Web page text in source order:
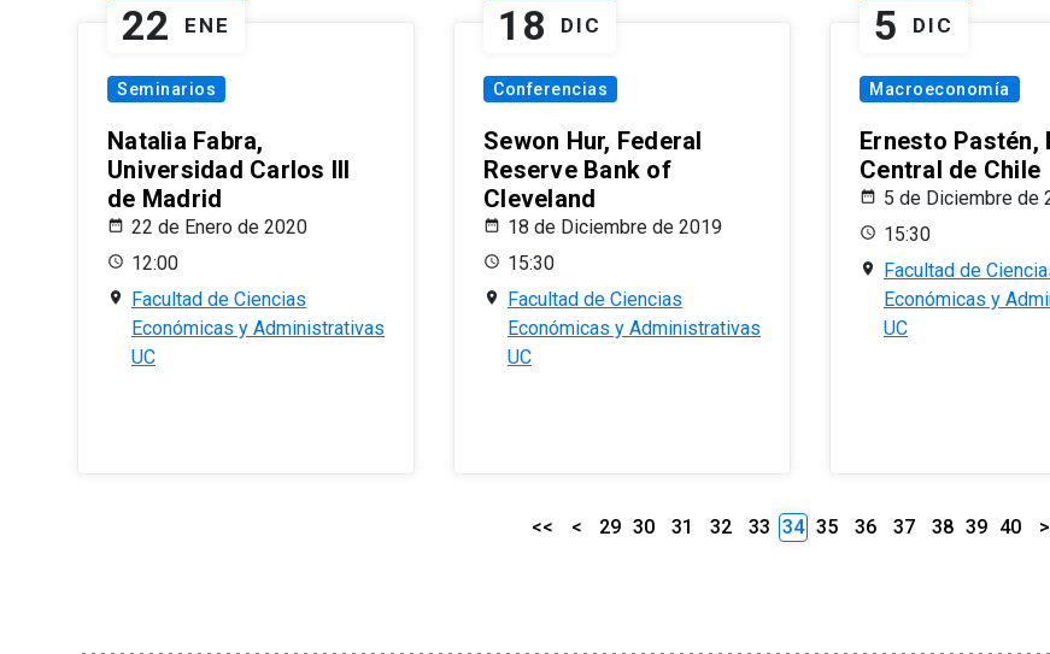
22 ENE
Seminarios
Natalia Fabra,
Universidad Carlos III
de Madrid
22 de Enero de 2020
12:00
Facultad de Ciencias
Económicas y Administrativas
UC
18 DIC
Conferencias
Sewon Hur, Federal
Reserve Bank of
Cleveland
18 de Diciembre de 2019
15:30
Facultad de Ciencias
Económicas y Administrativas
UC
5 DIC
Macroeconomía
Ernesto Pastén,
Central de Chile
5 de Diciembre de
15:30
Facultad de
Económicas y
UC
<< < 29 30 31 32 33 34 35 36 37 38 39 40 >